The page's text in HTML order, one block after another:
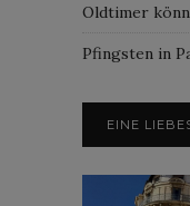
Oldtimer
Pfingsten in
EINE